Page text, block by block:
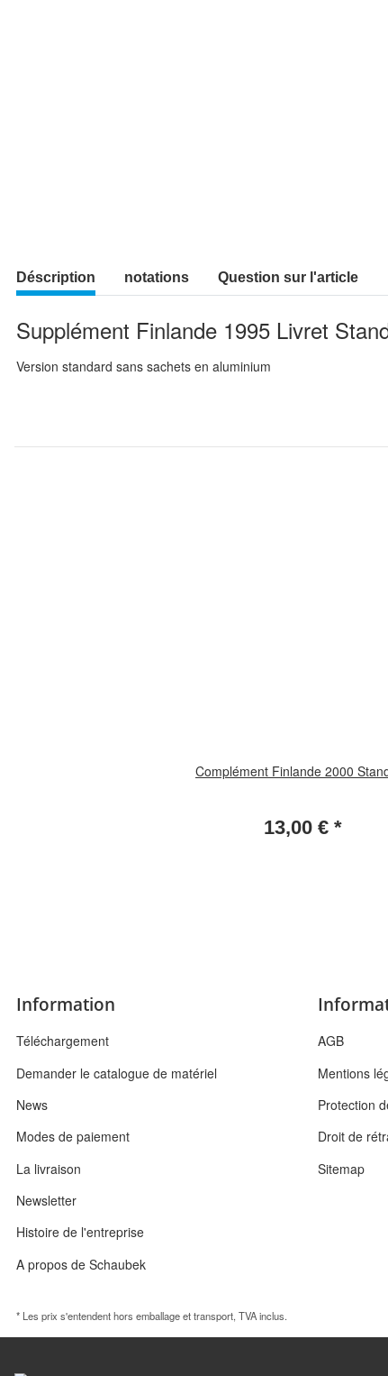
Déscription notations Question sur l'article
Supplément Finlande 1995 Livret
Version standard sans sachets en aluminium
Complément Finlande 2000
13,00 € *
Information
Téléchargement
Demander le catalogue de matériel
News
Modes de paiement
La livraison
Newsletter
Histoire de l'entreprise
A propos de Schaubek
AGB
Mentions
Protection
Droit de
Sitemap
* Les prix s'entendent hors emballage et transport, TVA inclus.